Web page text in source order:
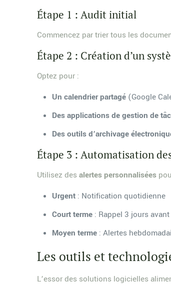
Étape 1 : Audit initial
Commencez par trier tous les
Étape 2 : Création d’un
Optez pour :
Un calendrier partagé (Google
Des applications de gestion de
Des outils d’archivage
Étape 3 : Automatisation
Utilisez desalertes personnalisées
Urgent : Notification quotidienne
Court terme : Rappel 3 jours
Moyen terme : Alertes
Les outils et
L’essor des solutions logicielles